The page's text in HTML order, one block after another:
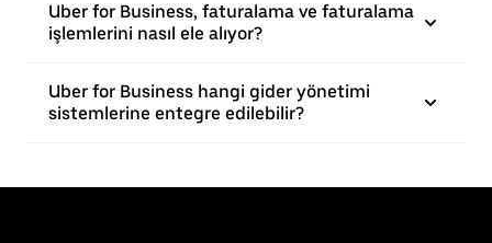
Uber for Business, faturalama ve faturalama
işlemlerini nasıl ele alıyor?
Uber for Business hangi gider yönetimi
sistemlerine entegre edilebilir?